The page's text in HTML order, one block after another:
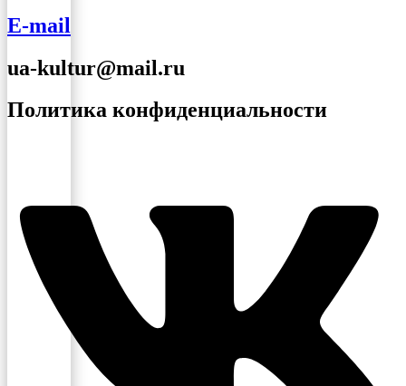
E-mail
ua-kultur@mail.ru
Политика конфиденциальности